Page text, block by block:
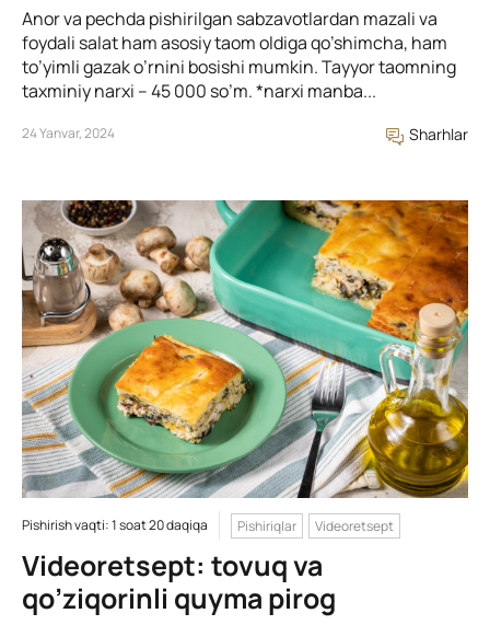
Anor va pechda pishirilgan sabzavotlardan mazali va
foydali salat ham asosiy taom oldiga qo’shimcha, ham
to’yimli gazak o’rnini bosishi mumkin. Tayyor taomning
taxminiy narxi – 45 000 so’m. *narxi manba...
24 Yanvar, 2024 Sharhlar
Pishirish vaqti: 1 soat 20 daqiqa Pishiriqlar Videoretsept
Videoretsept: tovuq va
qo’ziqorinli quyma pirog